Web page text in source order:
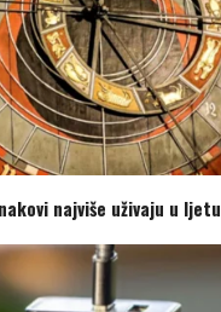
najviše uživaju u ljetu